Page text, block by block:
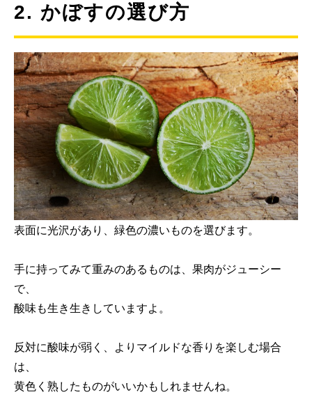
2. かぼすの選び方
表面に光沢があり、緑色の濃いものを選びます。
手に持ってみて重みのあるものは、果肉がジューシー
で、
酸味も生き生きしていますよ。
反対に酸味が弱く、よりマイルドな香りを楽しむ場合
は、
黄色く熟したものがいいかもしれませんね。